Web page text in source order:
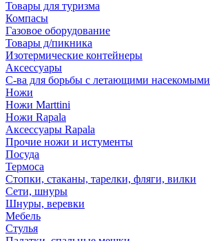
Товары для туризма
Компасы
Газовое оборудование
Товары д/пикника
Изотермические контейнеры
Аксессуары
С-ва для борьбы с летающими насекомыми
Ножи
Ножи Marttini
Ножи Rapala
Аксессуары Rapala
Прочие ножи и истументы
Посуда
Термоса
Стопки, стаканы, тарелки, фляги, вилки
Сети, шнуры
Шнуры, веревки
Мебель
Стулья